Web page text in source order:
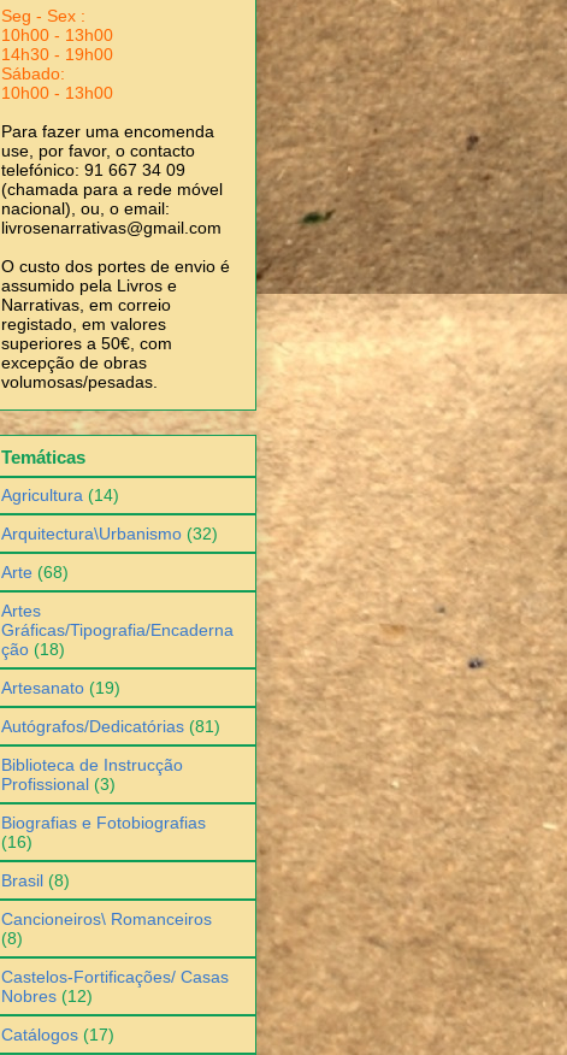
Seg - Sex :
10h00 - 13h00
14h30 - 19h00
Sábado:
10h00 - 13h00
Para fazer uma encomenda
use, por favor, o contacto
telefónico: 91 667 34 09
(chamada para a rede móvel
nacional), ou, o email:
livrosenarrativas@gmail.com
O custo dos portes de envio é
assumido pela Livros e
Narrativas, em correio
registado, em valores
superiores a 50€, com
excepção de obras
volumosas/pesadas.
Temáticas
Agricultura (14)
Arquitectura\Urbanismo (32)
Arte (68)
Artes
Gráficas/Tipografia/Encaderna
ção (18)
Artesanato (19)
Autógrafos/Dedicatórias (81)
Biblioteca de Instrucção
Profissional (3)
Biografias e Fotobiografias
(16)
Brasil (8)
Cancioneiros\ Romanceiros
(8)
Castelos-Fortificações/ Casas
Nobres (12)
Catálogos (17)